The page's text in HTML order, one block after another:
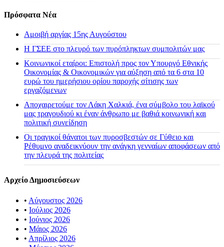
Πρόσφατα Νέα
Αμοιβή αργίας 15ης Αυγούστου
H ΓΣΕΕ στο πλευρό των πυρόπληκτων συμπολιτών μας
Κοινωνικοί εταίροι: Επιστολή προς τον Υπουργό Εθνικής
Οικονομίας & Οικονομικών για αύξηση από τα 6 στα 10
ευρώ του ημερήσιου ορίου παροχής σίτισης των
εργαζόμενων
Αποχαιρετούμε τον Λάκη Χαλκιά, ένα σύμβολο του λαϊκού
μας τραγουδιού κι έναν άνθρωπο με βαθιά κοινωνική και
πολιτική συνείδηση
Οι τραγικοί θάνατοι των πυροσβεστών σε Γύθειο και
Ρέθυμνο αναδεικνύουν την ανάγκη γενναίων αποφάσεων από
την πλευρά της πολιτείας
Αρχείο Δημοσιεύσεων
• Αύγουστος 2026
• Ιούλιος 2026
• Ιούνιος 2026
• Μάιος 2026
• Απρίλιος 2026